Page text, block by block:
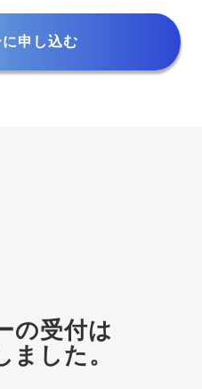
申し込む
の受付は
ました。